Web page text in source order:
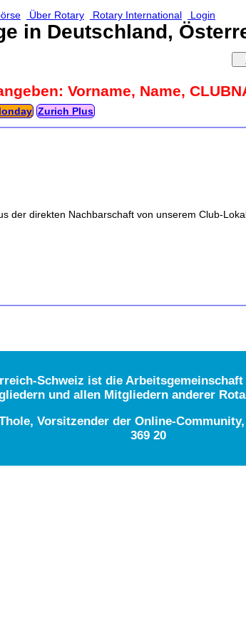
Über Rotary Rotary International Login
in Deutschland,
Vorname, Name,
Zurich Plus
der direkten Nachbarschaft von unserem Club-
Schweiz ist die
und allen Mitgliedern anderer
Vorsitzender der Online-Community,
369 20